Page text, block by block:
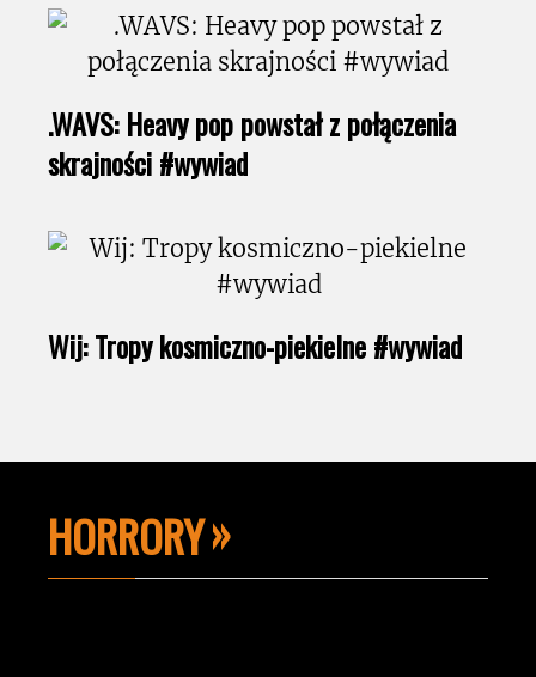
.WAVS: Heavy pop powstał z połączenia
skrajności #wywiad
Wij: Tropy kosmiczno-piekielne #wywiad
HORRORY